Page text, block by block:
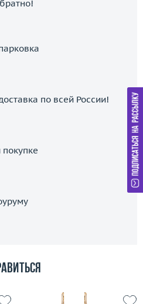
по всей России!